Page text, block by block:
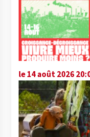
le 14 août 2026